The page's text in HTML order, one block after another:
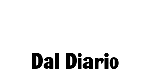
Dal Diario
⚡️ Workshops 2019-20